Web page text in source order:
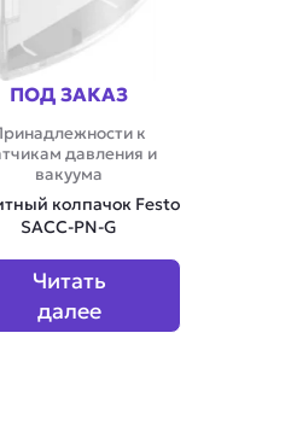
ПОД ЗАКАЗ
к
давления и
вакуума
колпачок Festo
SACC-PN-G
Читать
далее